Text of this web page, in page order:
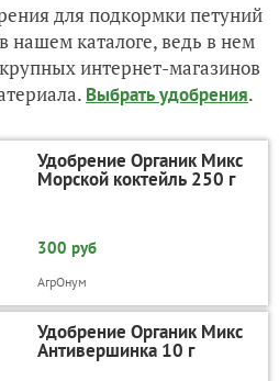
для подкормки петуний
нашем каталоге, ведь в нем
интернет-магазинов
Выбрать удобрения.
Удобрение Органик Микс
Морской коктейль 250 г
300 руб
АгрOнум
Удобрение Органик Микс
Антивершинка 10 г